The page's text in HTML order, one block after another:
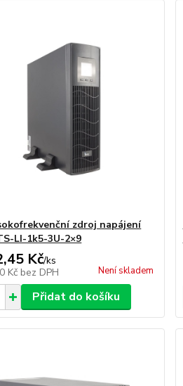
zdroj napájení
LI-1k5-3U-2×9
Kč/ks
Kč bez DPH Není skladem
Přidat do košíku